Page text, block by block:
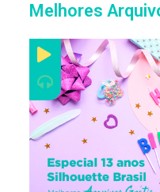
Melhores